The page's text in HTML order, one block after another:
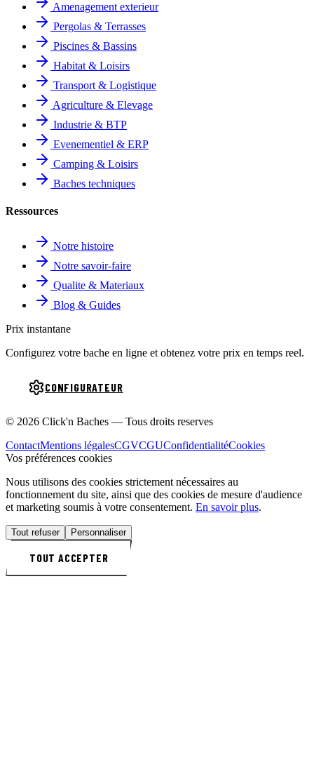
Amenagement exterieur
Pergolas & Terrasses
Piscines & Bassins
Habitat & Loisirs
Transport & Logistique
Agriculture & Elevage
Industrie & BTP
Evenementiel & ERP
Camping & Loisirs
Baches techniques
Ressources
Notre histoire
Notre savoir-faire
Qualite & Materiaux
Blog & Guides
Prix instantane
Configurez votre bache en ligne et obtenez votre prix en temps reel.
CONFIGURATEUR
© 2026 Click'n Baches — Tous droits reserves
ContactMentions légalesCGVCGUConfidentialitéCookies
Vos préférences cookies
Nous utilisons des cookies strictement nécessaires au
fonctionnement du site, ainsi que des cookies de mesure d'audience
et marketing soumis à votre consentement. En savoir plus.
Tout refuser Personnaliser
TOUT ACCEPTER